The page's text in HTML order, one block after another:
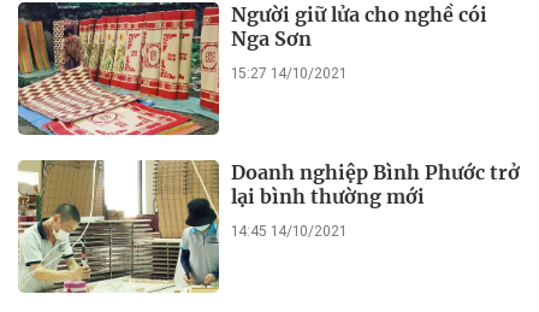
Người giữ lửa cho nghề cói
Nga Sơn
15:27 14/10/2021
Doanh nghiệp Bình Phước trở
lại bình thường mới
14:45 14/10/2021